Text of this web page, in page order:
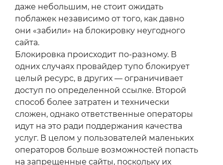
даже небольшим, не стоит ожидать
поблажек независимо от того, как давно
они «забили» на блокировку неугодного
сайта.
Блокировка происходит по-разному. В
одних случаях провайдер тупо блокирует
целый ресурс, в других — ограничивает
доступ по определенной ссылке. Второй
способ более затратен и технически
сложен, однако ответственные операторы
идут на это ради поддержания качества
услуг. В целом у пользователей маленьких
операторов больше возможностей попасть
на запрещенные сайты, поскольку их